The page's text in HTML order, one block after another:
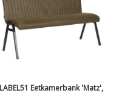
LABEL51 Eetkamerbank 'Matz',